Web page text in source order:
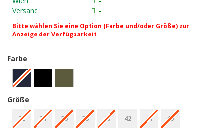
Versand
-
Bitte wählen Sie eine Option (Farbe und/oder Größe) zur
Anzeige der Verfügbarkeit
Farbe
Größe
32 34 36 38 40 42 44 46